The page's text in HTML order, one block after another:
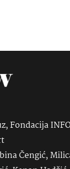
Fondacija
Čengić,